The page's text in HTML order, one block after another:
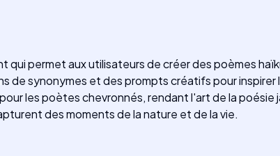
qui permet aux utilisateurs de créer des poèmes
synonymes et des prompts créatifs pour
les poètes chevronnés, rendant l'art de la
des moments de la nature et de la vie.